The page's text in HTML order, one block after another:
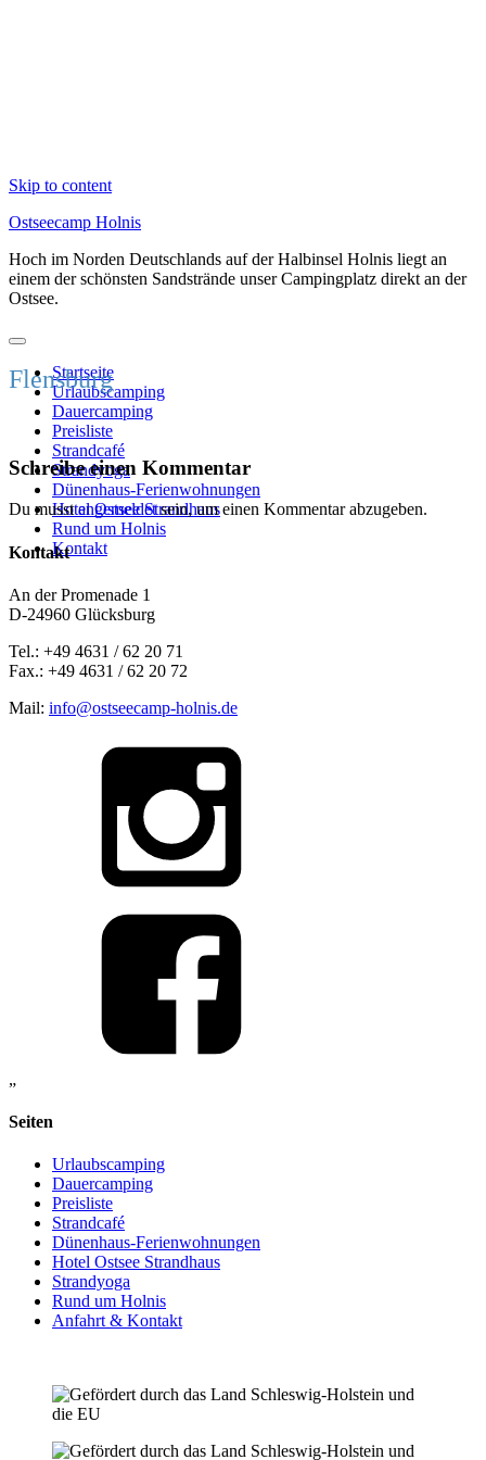
Skip to content
Ostseecamp Holnis
Hoch im Norden Deutschlands auf der Halbinsel Holnis liegt an
einem der schönsten Sandstrände unser Campingplatz direkt an der
Ostsee.
Startseite
Urlaubscamping
Dauercamping
Preisliste
Strandcafé
Strandyoga
Dünenhaus-Ferienwohnungen
Hotel Ostsee Strandhaus
Rund um Holnis
Kontakt
Flensburg
Schreibe einen Kommentar
Du musstangemeldetsein, um einen Kommentar abzugeben.
Kontakt
An der Promenade 1
D-24960 Glücksburg
Tel.: +49 4631 / 62 20 71
Fax.: +49 4631 / 62 20 72
Mail: info@ostseecamp-holnis.de
„
Seiten
Urlaubscamping
Dauercamping
Preisliste
Strandcafé
Dünenhaus-Ferienwohnungen
Hotel Ostsee Strandhaus
Strandyoga
Rund um Holnis
Anfahrt & Kontakt